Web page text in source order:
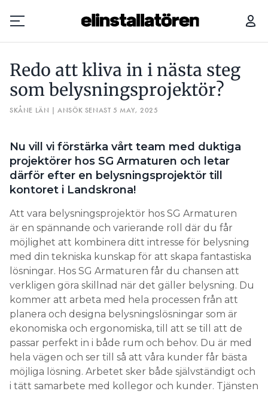
Prenumerera
Hantera prenumeration
Lediga jobb
Annonsera
Läs E-tidningen
Om tidningen
Kontakt
Personuppgifter
Search for:
SEARCH
Redo att kliva in i nästa steg
som belysningsprojektör?
SKÅNE LÄN | ANSÖK SENAST 5 MAY, 2025
Nu vill vi förstärka vårt team med duktiga
projektörer hos SG Armaturen och letar
därför efter en belysningsprojektör till
kontoret i Landskrona!
Att vara belysningsprojektör hos SG Armaturen
är en spännande och varierande roll där du får
möjlighet att kombinera ditt intresse för belysning
med din tekniska kunskap för att skapa fantastiska
lösningar. Hos SG Armaturen får du chansen att
verkligen göra skillnad när det gäller belysning. Du
kommer att arbeta med hela processen från att
planera och designa belysningslösningar som är
ekonomiska och ergonomiska, till att se till att de
passar perfekt in i både rum och behov. Du är med
hela vägen och ser till så att våra kunder får bästa
möjliga lösning. Arbetet sker både självständigt och
i tätt samarbete med kollegor och kunder. Tjänsten